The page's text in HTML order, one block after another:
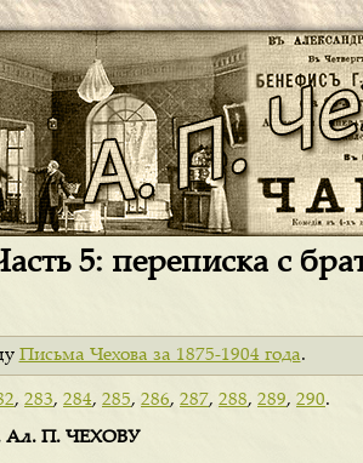
5: переписка с
Письма Чехова за 1875-1904 года.
, 283, 284, 285, 286, 287, 288, 289, 290.
Ал. П. ЧЕХОВУ